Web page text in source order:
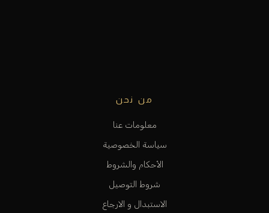
من نحن
معلومات عنا
سياسة الخصوصية
الأحكام والشروط
شروط التوصيل
الاستبدال و الارجاع